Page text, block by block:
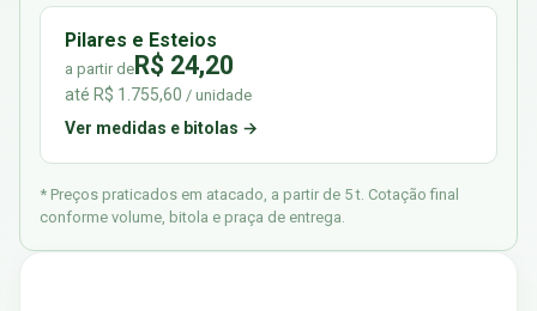
Pilares e Esteios
a partir deR$ 24,20
até R$ 1.755,60 / unidade
Ver medidas e bitolas →
* Preços praticados em atacado, a partir de 5 t. Cotação final
conforme volume, bitola e praça de entrega.